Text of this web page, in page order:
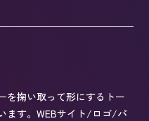
を掬い取って形にするトー
ます。WEBサイト/ロゴ/パ